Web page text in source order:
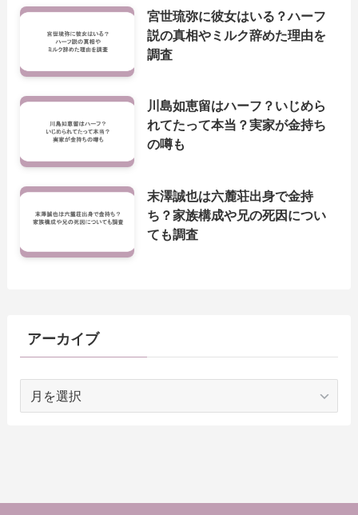
宮世琉弥に彼女はいる？ハーフ
説の真相やミルク辞めた理由を
調査
川島如恵留はハーフ？いじめら
れてたって本当？実家が金持ち
の噂も
末澤誠也は六麓荘出身で金持
ち？家族構成や兄の死因につい
ても調査
アーカイブ